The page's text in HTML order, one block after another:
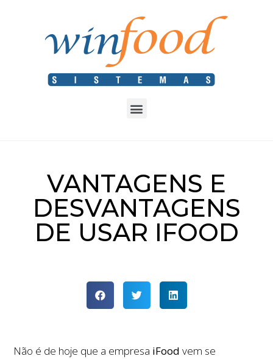
VANTAGENS E
DESVANTAGENS
DE USAR IFOOD
Não é de hoje que a empresa iFood vem se